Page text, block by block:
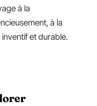
à la
à la
et durable.